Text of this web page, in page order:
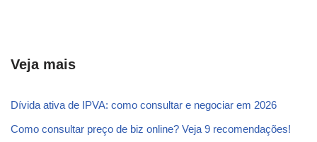
Veja mais
Dívida ativa de IPVA: como consultar e negociar em 2026
Como consultar preço de biz online? Veja 9 recomendações!